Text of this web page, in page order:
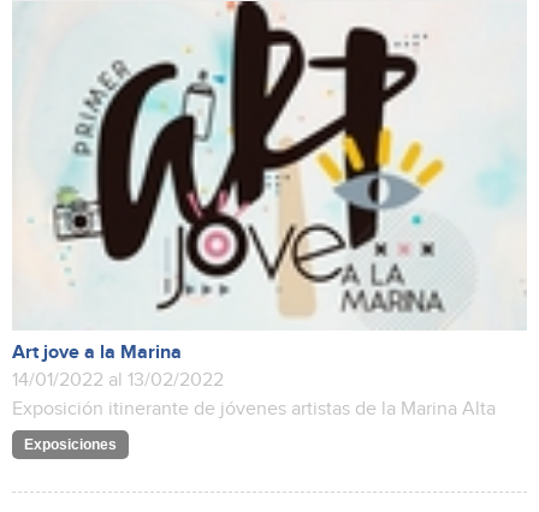
Art jove a la Marina
14/01/2022 al 13/02/2022
Exposición itinerante de jóvenes artistas de la Marina Alta
Exposiciones